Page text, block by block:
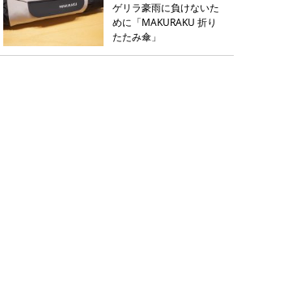
ゲリラ豪雨に負けないた
めに「MAKURAKU 折り
たたみ傘」